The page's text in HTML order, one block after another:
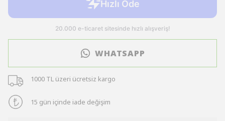
WHATSAPP
1000 TL üzeri ücretsiz kargo
15 gün içinde iade değişim